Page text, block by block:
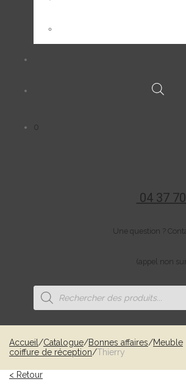
0
04 37
Une question ?
(appel non
Recherche
de
produits
Accueil /Catalogue/Bonnes affaires/Meuble
coiffure de réception/Thierry
< Retour